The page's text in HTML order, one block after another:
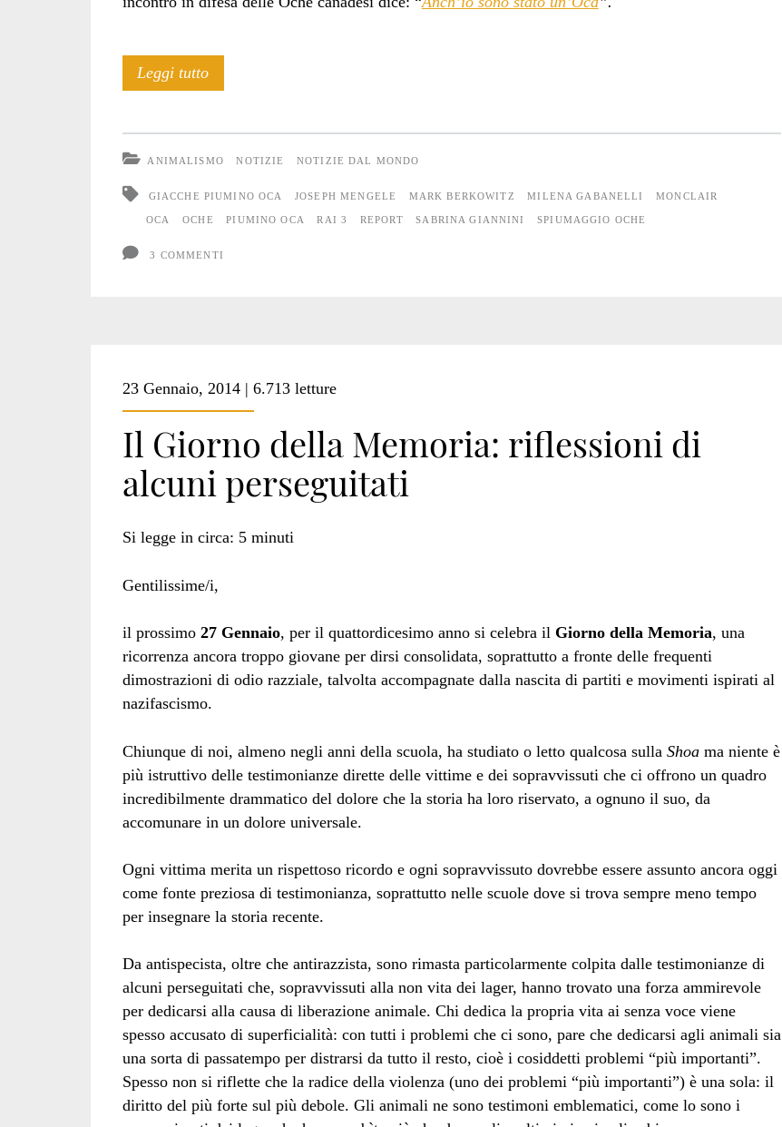
Leggi tuttoSiamo
ANIMALISMO NOTIZIE NOTIZIE DAL MONDO
GIACCHE PIUMINO OCA JOSEPH MENGELE MARK BERKOWITZ MILENA GABANELLI MONCLAIR
OCA OCHE PIUMINO OCA RAI 3 REPORT SABRINA GIANNINI SPIUMAGGIO OCHE
3 COMMENTI
23 Gennaio, 2014 | 6.713 letture
Il Giorno della Memoria: riflessioni di
alcuni perseguitati
Si legge in circa: 5 minuti
Gentilissime/i,
il prossimo 27 Gennaio, per il quattordicesimo anno si celebra il Giorno della Memoria, una
ricorrenza ancora troppo giovane per dirsi consolidata, soprattutto a fronte delle frequenti
dimostrazioni di odio razziale, talvolta accompagnate dalla nascita di partiti e movimenti ispirati al
nazifascismo.
Chiunque di noi, almeno negli anni della scuola, ha studiato o letto qualcosa sulla Shoama niente è
più istruttivo delle testimonianze dirette delle vittime e dei sopravvissuti che ci offrono un quadro
incredibilmente drammatico del dolore che la storia ha loro riservato, a ognuno il suo, da
accomunare in un dolore universale.
Ogni vittima merita un rispettoso ricordo e ogni sopravvissuto dovrebbe essere assunto ancora oggi
come fonte preziosa di testimonianza, soprattutto nelle scuole dove si trova sempre meno tempo
per insegnare la storia recente.
Da antispecista, oltre che antirazzista, sono rimasta particolarmente colpita dalle testimonianze di
alcuni perseguitati che, sopravvissuti alla non vita dei lager, hanno trovato una forza ammirevole
per dedicarsi alla causa di liberazione animale. Chi dedica la propria vita ai senza voce viene
spesso accusato di superficialità: con tutti i problemi che ci sono, pare che dedicarsi agli animali sia
una sorta di passatempo per distrarsi da tutto il resto, cioè i cosiddetti problemi “più importanti”.
Spesso non si riflette che la radice della violenza (uno dei problemi “più importanti”) è una sola: il
diritto del più forte sul più debole. Gli animali ne sono testimoni emblematici, come lo sono i